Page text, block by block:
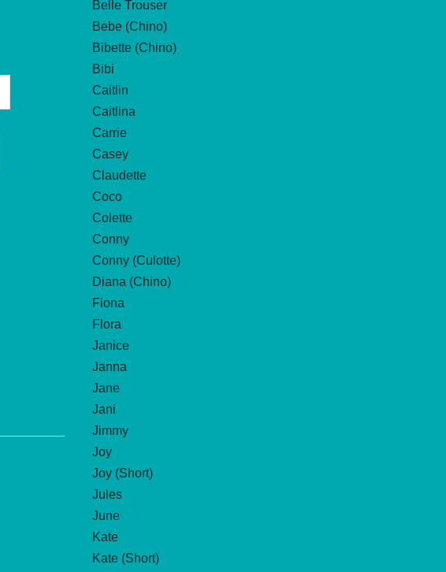
Belle Trouser
Bebe (Chino)
Bibette (Chino)
Bibi
Caitlin
Caitlina
Carrie
Casey
Claudette
Coco
Colette
Conny
Conny (Culotte)
Diana (Chino)
Fiona
Flora
Janice
Janna
Jane
Jani
Jimmy
Joy
Joy (Short)
Jules
June
Kate
Kate (Short)